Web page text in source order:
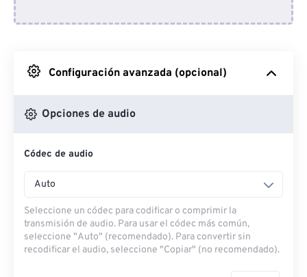
Desde Google Drive
Desde OneDrive
Desde URL
Configuración avanzada (opcional)
Opciones de audio
Códec de audio
Auto
Seleccione un códec para codificar o comprimir la
transmisión de audio. Para usar el códec más común,
seleccione "Auto" (recomendado). Para convertir sin
recodificar el audio, seleccione "Copiar" (no recomendado).